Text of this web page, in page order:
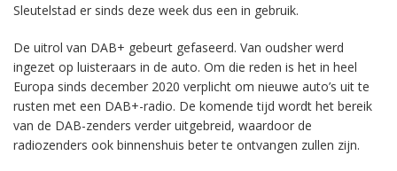
Sleutelstad er sinds deze week dus een in gebruik.
De uitrol van DAB+ gebeurt gefaseerd. Van oudsher werd
ingezet op luisteraars in de auto. Om die reden is het in heel
Europa sinds december 2020 verplicht om nieuwe auto’s uit te
rusten met een DAB+-radio. De komende tijd wordt het bereik
van de DAB-zenders verder uitgebreid, waardoor de
radiozenders ook binnenshuis beter te ontvangen zullen zijn.